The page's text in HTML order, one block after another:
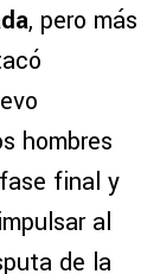
, pero más
hombres
final y
al
de la